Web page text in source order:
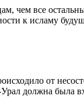
чем все
к исламу
от
должна была